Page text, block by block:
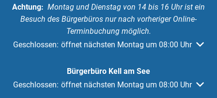
Achtung: Montag und Dienstag von 14 bis 16 Uhr ist ein
Besuch des Bürgerbüros nur nach vorheriger Online-
Terminbuchung möglich.
Klicken, um weitere Öffnungs- oder Schließzeiten
Geschlossen: öffnet nächsten Montag um 08:00 Uhr
Bürgerbüro Kell am See
Klicken, um weitere Öffnungs- oder Schließzeiten
Geschlossen: öffnet nächsten Montag um 08:00 Uhr